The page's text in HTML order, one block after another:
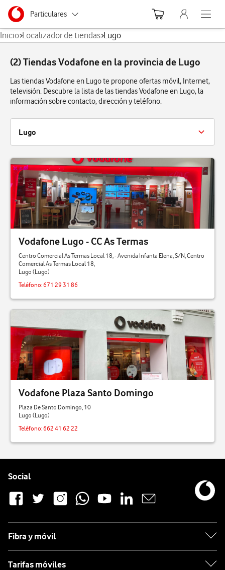
Ir a la pagina principal de vodafone.es
Menu navegación Segmento
Particulares
Autónomos
Pymes
Grandes empresas
y AA.PP.
Menu
Abre el
Inicio Localizador de tiendas Lugo
(2) Tiendas Vodafone en la provincia de Lugo
Las tiendas Vodafone en Lugo te propone ofertas móvil, Internet,
televisión. Descubre la lista de las tiendas Vodafone en Lugo, la
información sobre contacto, dirección y teléfono.
Lugo
Lugo
Vodafone Lugo - CC As Termas
Centro Comercial As Termas Local 18, - Avenida Infanta Elena, S/N, Centro
Comercial As Termas Local 18,
Lugo (Lugo)
Teléfono:671 29 31 86
Vodafone Plaza Santo Domingo
Plaza De Santo Domingo, 10
Lugo (Lugo)
Teléfono:662 41 62 22
Social
Fibra y móvil
Tarifas móviles